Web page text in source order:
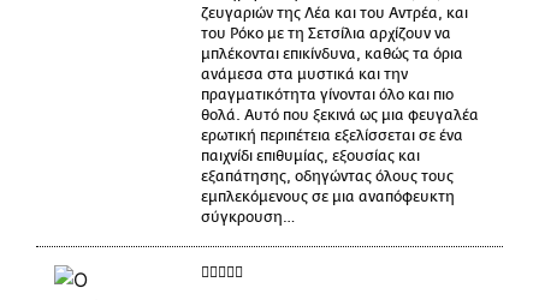
ζευγαριών της Λέα και του Αντρέα, και
του Ρόκο με τη Σετσίλια αρχίζουν να
μπλέκονται επικίνδυνα, καθώς τα όρια
ανάμεσα στα μυστικά και την
πραγματικότητα γίνονται όλο και πιο
θολά. Αυτό που ξεκινά ως μια φευγαλέα
ερωτική περιπέτεια εξελίσσεται σε ένα
παιχνίδι επιθυμίας, εξουσίας και
εξαπάτησης, οδηγώντας όλους τους
εμπλεκόμενους σε μια αναπόφευκτη
σύγκρουση…